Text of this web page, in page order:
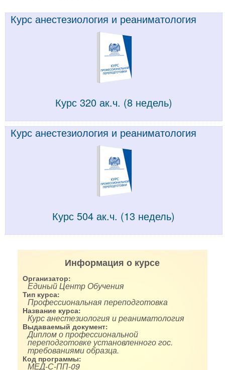
Курс анестезиология и реаниматология
Курс 320 ак.ч. (8 недель)
Курс анестезиология и реаниматология
Курс 504 ак.ч. (13 недель)
Информация о курсе
Организатор:
Единый Центр Обучения
Тип курса:
Профессиональная переподготовка
Название курса:
Курс анестезиология и реаниматология
Выдаваемый документ:
Диплом о профессиональной
переподготовке установленного гос.
требованиями образца.
Код программы:
МЕД-С-ПП-09